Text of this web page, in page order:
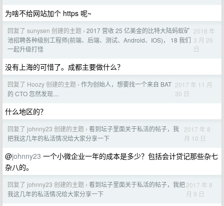
为啥不给网站加个 https 呢~
回复了 sunysen 创建的主题 › 2017 营收 25 亿美金的比特大陆蚂蚁矿
池招聘各种级别工程师(前端、后端、测试、Android、IOS)， 18 我们
一起升级打怪
2018 年
3 月 26
日
没有上海的可惜了。成都主要做什么？
回复了 Hoozy 创建的主题 › 作为创始人，想要找一个来自 BAT
的 CTO 忽然发现....
2017 年 11 月
30 日
什么地区的？
回复了 johnny23 创建的主题 › 看到坛子里面关于私活的帖子，我
把我这几年的私活情况给大家分享一下
2017 年 8
月 10 日
@johnny23 一个小微企业一年的成本是多少？包括会计贷记那些杂七
杂八的。
回复了 johnny23 创建的主题 › 看到坛子里面关于私活的帖子，我把
我这几年的私活情况给大家分享一下
2017 年 8
月 9 日